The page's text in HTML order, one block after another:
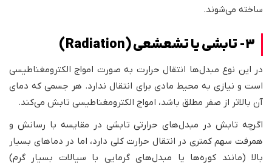
ساخته می‌شوند.
3- تابشی یا تشعشعی (Radiation)
در این نوع مبدل‌ها انتقال حرارت به صورت امواج الکترومغناطیسی
است و نیازی به محیط مادی برای انتقال ندارد. هر جسمی که دمای
آن بالاتر از صفر مطلق باشد، امواج الکترومغناطیسی تابش می‌کند.
اگرچه تابش در مبدل‌های حرارتی تابشی در مقایسه با رسانش و
همرفت سهم کمتری در انتقال حرارت کلی دارد، اما در دماهای بسیار
بالا (مانند کوره‌ها یا مبدل‌های گرمایی با سیالات بسیار گرم)